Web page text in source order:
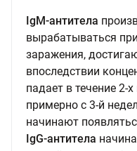
IgM-антитела
вырабатываться
заражения,
впоследствии
падает в течение 2-
примерно с 3-й
начинают
IgG-антитела